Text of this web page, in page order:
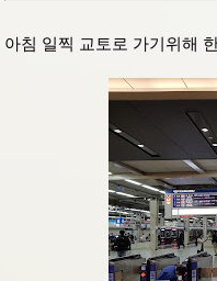
아침 일찍 교토로 가기위해